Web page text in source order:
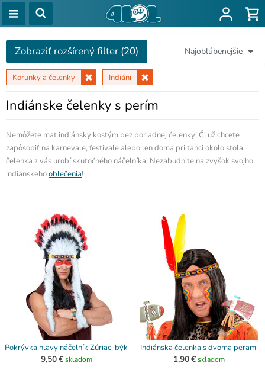
Najobľúbenejšie
Zobraziť rozšírený filter (20)
Korunky a čelenky Indiáni
Indiánske čelenky s perím
Nemôžete mať indiánsky kostým bez poriadnej čelenky! Či už chcete
zapôsobiť na karnevale, festivale alebo len doma pri tanci okolo stola,
čelenka z vás urobí skutočného náčelníka! Nezabudnite na zvyšok svojho
indiánskehooblečenia!
Pokrývka hlavy náčelník Zúriaci býk
9,50 € skladom
Indiánska čelenka s dvoma perami
1,90 € skladom